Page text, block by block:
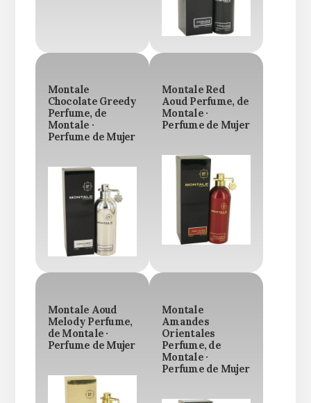
Montale
Chocolate Greedy
Perfume, de
Montale ·
Perfume de Mujer
Montale Red
Aoud Perfume, de
Montale ·
Perfume de Mujer
Montale Aoud
Melody Perfume,
de Montale ·
Perfume de Mujer
Montale
Amandes
Orientales
Perfume, de
Montale ·
Perfume de Mujer